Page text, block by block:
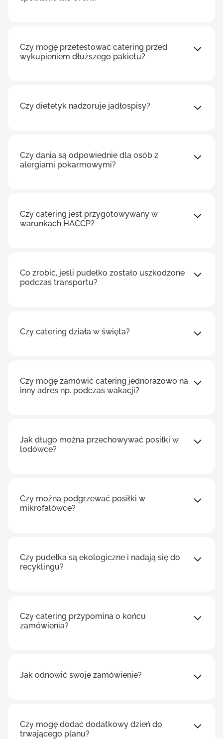
Czy mogę przetestować catering przed
wykupieniem dłuższego pakietu?
Czy dietetyk nadzoruje jadłospisy?
Czy dania są odpowiednie dla osób z
alergiami pokarmowymi?
Czy catering jest przygotowywany w
warunkach HACCP?
Co zrobić, jeśli pudełko zostało uszkodzone
podczas transportu?
Czy catering działa w święta?
Czy mogę zamówić catering jednorazowo na
inny adres np. podczas wakacji?
Jak długo można przechowywać posiłki w
lodówce?
Czy można podgrzewać posiłki w
mikrofalówce?
Czy pudełka są ekologiczne i nadają się do
recyklingu?
Czy catering przypomina o końcu
zamówienia?
Jak odnowić swoje zamówienie?
Czy mogę dodać dodatkowy dzień do
trwającego planu?